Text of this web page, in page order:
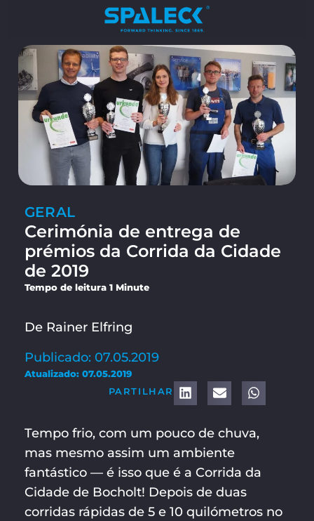
GERAL
Cerimónia de entrega de
prémios da Corrida da Cidade
de 2019
Tempo de leitura 1 Minute
De Rainer Elfring
Publicado: 07.05.2019
Atualizado: 07.05.2019
PARTILHAR
Tempo frio, com um pouco de chuva,
mas mesmo assim um ambiente
fantástico — é isso que é a Corrida da
Cidade de Bocholt! Depois de duas
corridas rápidas de 5 e 10 quilómetros no